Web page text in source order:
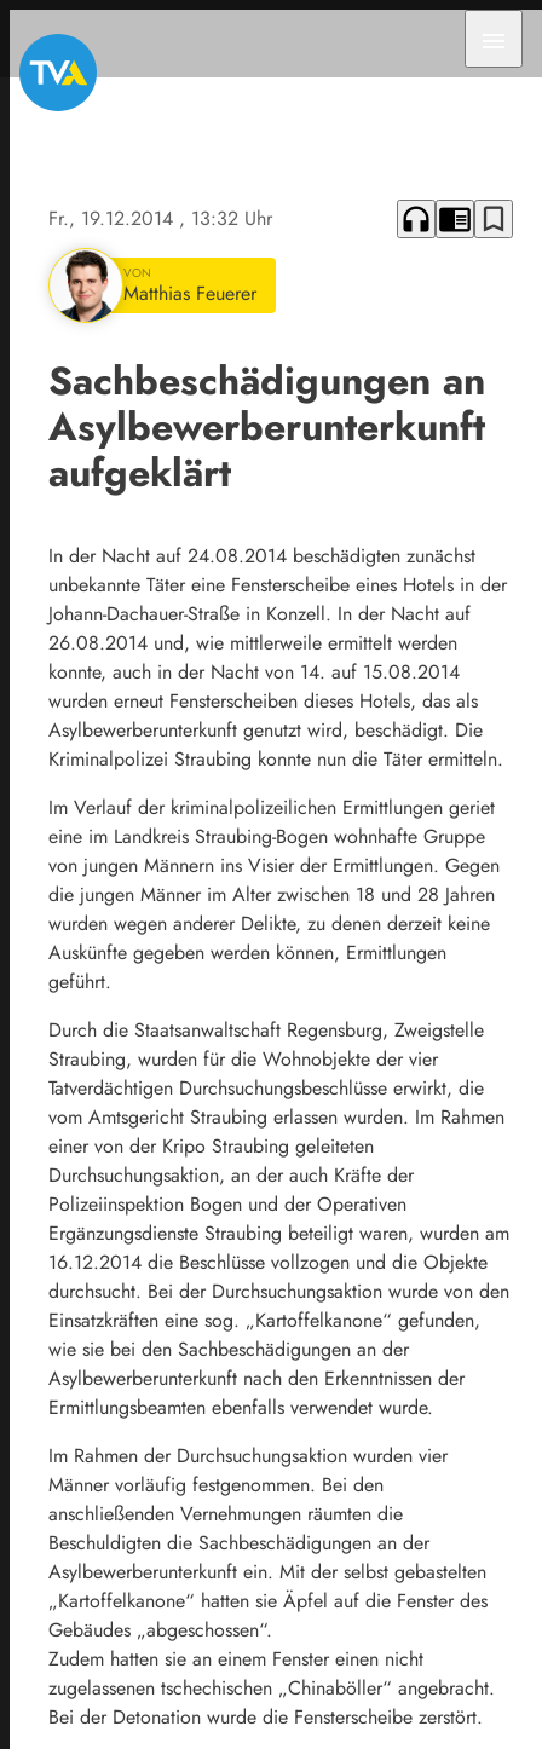
Fr., 19.12.2014 , 13:32 Uhr headphones chrome_reader_mode bookmark_border
VON
Matthias Feuerer
Sachbeschädigungen an
Asylbewerberunterkunft
aufgeklärt
In der Nacht auf 24.08.2014 beschädigten zunächst
unbekannte Täter eine Fensterscheibe eines Hotels in der
Johann-Dachauer-Straße in Konzell. In der Nacht auf
26.08.2014 und, wie mittlerweile ermittelt werden
konnte, auch in der Nacht von 14. auf 15.08.2014
wurden erneut Fensterscheiben dieses Hotels, das als
Asylbewerberunterkunft genutzt wird, beschädigt. Die
Kriminalpolizei Straubing konnte nun die Täter ermitteln.
Im Verlauf der kriminalpolizeilichen Ermittlungen geriet
eine im Landkreis Straubing-Bogen wohnhafte Gruppe
von jungen Männern ins Visier der Ermittlungen. Gegen
die jungen Männer im Alter zwischen 18 und 28 Jahren
wurden wegen anderer Delikte, zu denen derzeit keine
Auskünfte gegeben werden können, Ermittlungen
geführt.
Durch die Staatsanwaltschaft Regensburg, Zweigstelle
Straubing, wurden für die Wohnobjekte der vier
Tatverdächtigen Durchsuchungsbeschlüsse erwirkt, die
vom Amtsgericht Straubing erlassen wurden. Im Rahmen
einer von der Kripo Straubing geleiteten
Durchsuchungsaktion, an der auch Kräfte der
Polizeiinspektion Bogen und der Operativen
Ergänzungsdienste Straubing beteiligt waren, wurden am
16.12.2014 die Beschlüsse vollzogen und die Objekte
durchsucht. Bei der Durchsuchungsaktion wurde von den
Einsatzkräften eine sog. „Kartoffelkanone“ gefunden,
wie sie bei den Sachbeschädigungen an der
Asylbewerberunterkunft nach den Erkenntnissen der
Ermittlungsbeamten ebenfalls verwendet wurde.
Im Rahmen der Durchsuchungsaktion wurden vier
Männer vorläufig festgenommen. Bei den
anschließenden Vernehmungen räumten die
Beschuldigten die Sachbeschädigungen an der
Asylbewerberunterkunft ein. Mit der selbst gebastelten
„Kartoffelkanone“ hatten sie Äpfel auf die Fenster des
Gebäudes „abgeschossen“.
Zudem hatten sie an einem Fenster einen nicht
zugelassenen tschechischen „Chinaböller“ angebracht.
Bei der Detonation wurde die Fensterscheibe zerstört.